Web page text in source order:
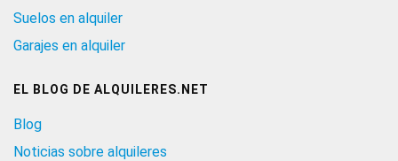
Suelos en alquiler
Garajes en alquiler
EL BLOG DE ALQUILERES.NET
Blog
Noticias sobre alquileres